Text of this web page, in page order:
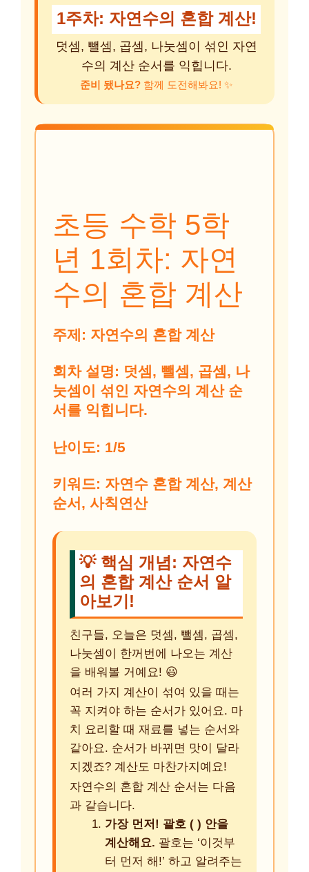
1주차: 자연수의 혼합 계산!
덧셈, 뺄셈, 곱셈, 나눗셈이 섞인 자연
수의 계산 순서를 익힙니다.
준비 됐나요? 함께 도전해봐요! ✨
초등 수학 5학
년 1회차: 자연
수의 혼합 계산
주제: 자연수의 혼합 계산
회차 설명: 덧셈, 뺄셈, 곱셈, 나
눗셈이 섞인 자연수의 계산 순
서를 익힙니다.
난이도: 1/5
키워드: 자연수 혼합 계산, 계산
순서, 사칙연산
💡 핵심 개념: 자연수
의 혼합 계산 순서 알
아보기!
친구들, 오늘은 덧셈, 뺄셈, 곱셈,
나눗셈이 한꺼번에 나오는 계산
을 배워볼 거예요! 😃
여러 가지 계산이 섞여 있을 때는
꼭 지켜야 하는 순서가 있어요. 마
치 요리할 때 재료를 넣는 순서와
같아요. 순서가 바뀌면 맛이 달라
지겠죠? 계산도 마찬가지예요!
자연수의 혼합 계산 순서는 다음
과 같습니다.
가장 먼저! 괄호 ( ) 안을
계산해요. 괄호는 ‘이것부
터 먼저 해!’ 하고 알려주는